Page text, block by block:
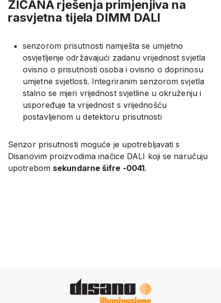
ŽIČANA rješenja primjenjiva na
rasvjetna tijela DIMM DALI
senzorom prisutnosti namješta se umjetno
osvjetljenje održavajući zadanu vrijednost svjetla
ovisno o prisutnosti osoba i ovisno o doprinosu
umjetne svjetlosti. Integriranim senzorom svjetla
stalno se mjeri vrijednost svjetline u okruženju i
uspoređuje ta vrijednost s vrijednošću
postavljenom u detektoru prisutnosti
Senzor prisutnosti moguće je upotrebljavati s
Disanovim proizvodima inačice DALI koji se naručuju
upotrebom sekundarne šifre -0041.